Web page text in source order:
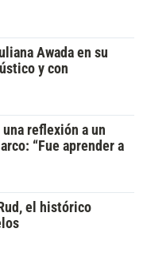
Awada en su
y con
reflexión a un
“Fue aprender a
el histórico